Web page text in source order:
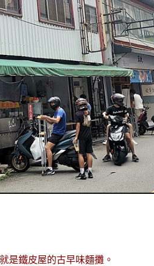
是鐵皮屋的古早味麵攤。